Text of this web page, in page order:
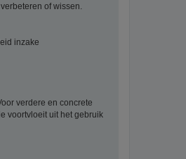
of wissen.
inzake
verdere en concrete
voortvloeit uit het gebruik